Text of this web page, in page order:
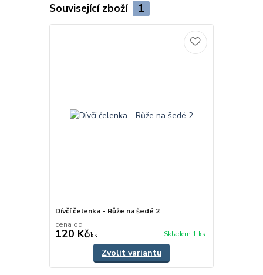
Související zboží 1
Dívčí čelenka - Růže na šedé 2
cena od
120 Kč/ks Skladem 1 ks
Zvolit variantu